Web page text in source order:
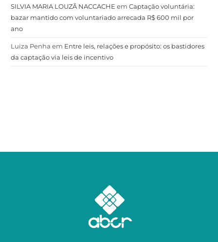
SILVIA MARIA LOUZÃ NACCACHE emCaptação voluntária:
bazar mantido com voluntariado arrecada R$ 600 mil por
ano
Luiza Penha em Entre leis, relações e propósito: os bastidores
da captação via leis de incentivo